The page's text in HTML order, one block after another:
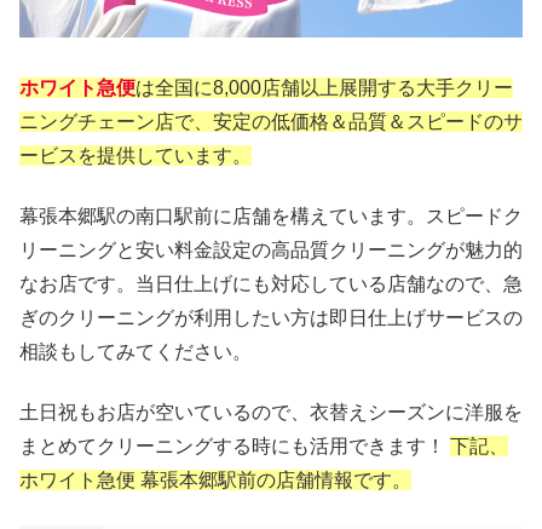
ホワイト急便は全国に8,000店舗以上展開する大手クリー
ニングチェーン店で、安定の低価格＆品質＆スピードのサ
ービスを提供しています。
幕張本郷駅の南口駅前に店舗を構えています。スピードク
リーニングと安い料金設定の高品質クリーニングが魅力的
なお店です。当日仕上げにも対応している店舗なので、急
ぎのクリーニングが利用したい方は即日仕上げサービスの
相談もしてみてください。
土日祝もお店が空いているので、衣替えシーズンに洋服を
まとめてクリーニングする時にも活用できます！ 下記、
ホワイト急便 幕張本郷駅前の店舗情報です。